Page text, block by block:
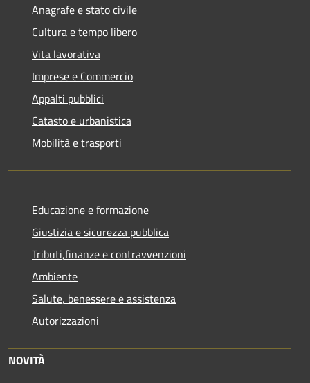
Anagrafe e stato civile
Cultura e tempo libero
Vita lavorativa
Imprese e Commercio
Appalti pubblici
Catasto e urbanistica
Mobilità e trasporti
Educazione e formazione
Giustizia e sicurezza pubblica
Tributi,finanze e contravvenzioni
Ambiente
Salute, benessere e assistenza
Autorizzazioni
NOVITÀ